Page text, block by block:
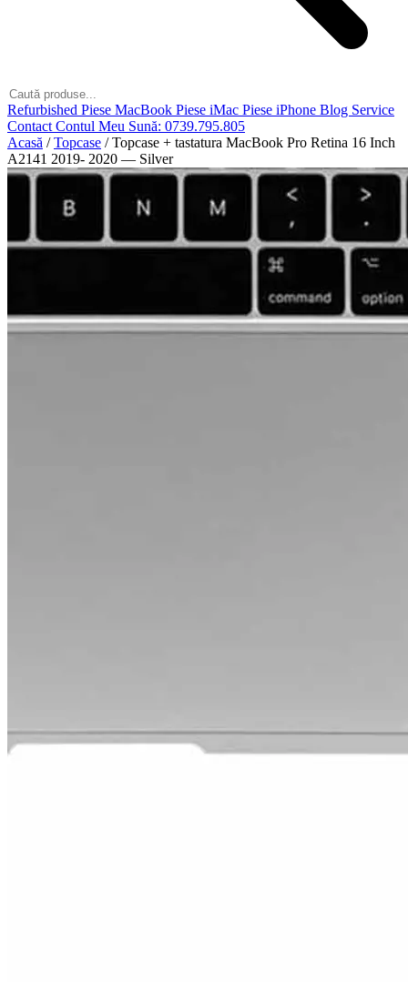
Refurbished Piese MacBook Piese iMac Piese iPhone Blog Service
Contact Contul Meu Sună: 0739.795.805
Acasă / Topcase / Topcase + tastatura MacBook Pro Retina 16 Inch
A2141 2019- 2020 — Silver